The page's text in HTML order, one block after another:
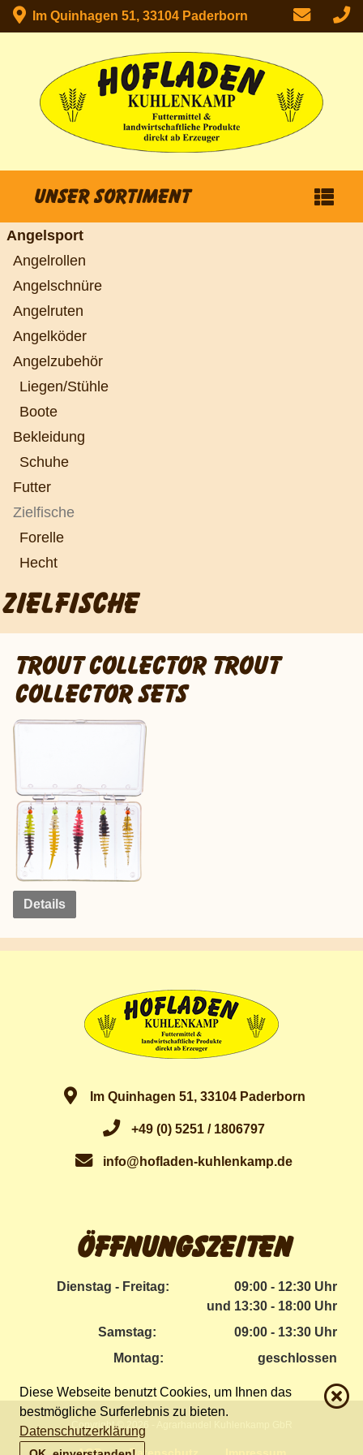
Im Quinhagen 51, 33104 Paderborn
Unser Sortiment
Angelsport
Angelrollen
Angelschnüre
Angelruten
Angelköder
Angelzubehör
Liegen/Stühle
Boote
Bekleidung
Schuhe
Futter
Zielfische
Forelle
Hecht
ZIELFISCHE
TROUT COLLECTOR TROUT
COLLECTOR SETS
Details
Im Quinhagen 51, 33104 Paderborn
+49 (0) 5251 / 1806797
info@hofladen-kuhlenkamp.de
Öffnungszeiten
Dienstag - Freitag:
09:00 - 12:30 Uhr
und 13:30 - 18:00 Uhr
Samstag:
09:00 - 13:30 Uhr
Montag:
geschlossen
Copyright © 2026 - Agrarhandel Kuhlenkamp GbR
Diese Webseite benutzt Cookies, um Ihnen das
bestmögliche Surferlebnis zu bieten.
Datenschutzerklärung